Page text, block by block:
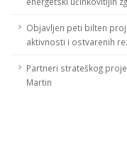
Objavljen peti bilten
aktivnosti i ostvarenih
Partneri strateškog
Martin